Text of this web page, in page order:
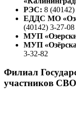
РЭС: 8
ЕДДС МО
(40142) 3-27-08
МУП
МУП
3-32-82
Филиал
участников СВО